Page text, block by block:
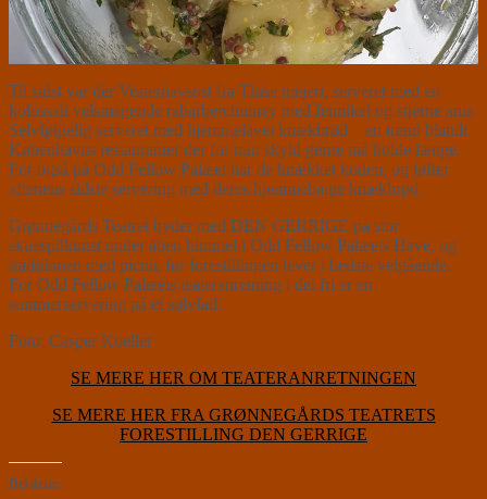
Til sidst var der Vesterhavsost fra Thise mejeri, serveret med en
kolossalt velsmagende rabarberchutney med fennikel og stjerne anis.
Selvfølgelig serveret med hjemmelavet knækbrød – en trend blandt
Københavns restauranter der for min skyld gerne må holde længe.
For også på Odd Fellow Palæet har de knækket koden, og løfter
aftenens sidste servering med deres hjemmebagte knækbrød.
Grønnegårds Teatret byder med DEN GERRIGE på stor
skuespilkunst under åben himmel i Odd Fellow Palæets Have, og
traditionen med picnic før forestillingen lever i bedste velgående.
For Odd Fellow Palæets teateranretning i det fri er en
sommerservering på et sølvfad.
Foto: Casper Koeller
SE MERE HER OM TEATERANRETNINGEN
SE MERE HER FRA GRØNNEGÅRDS TEATRETS
FORESTILLING DEN GERRIGE
Del dette: